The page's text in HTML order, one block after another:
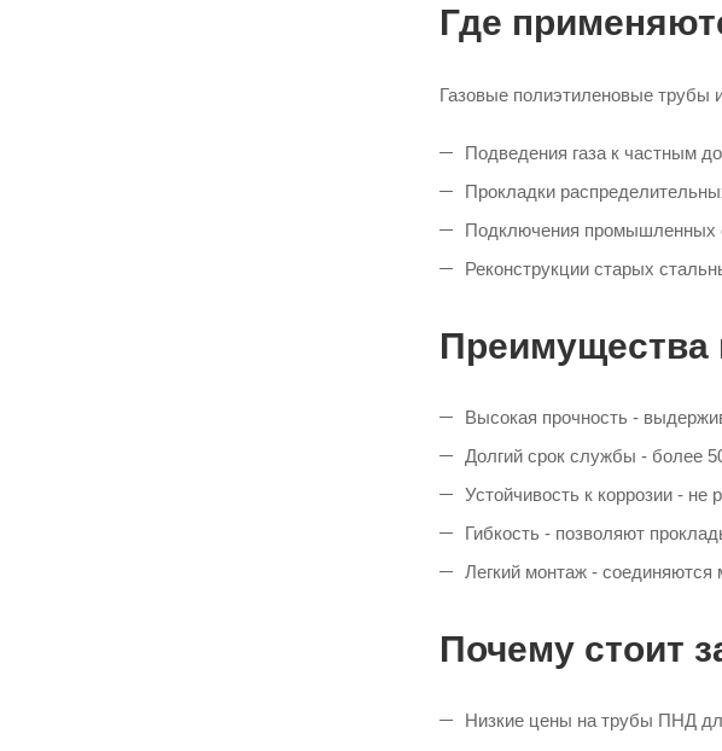
Где
Газовые полиэтиленовые трубы
Подведения газа к частным
Прокладки
Подключения промышленных
Реконструкции старых
Преимущества
Высокая прочность -
Долгий срок службы - более
Устойчивость к коррозии - не
Гибкость - позволяют
Легкий монтаж - соединяются
Почему стоит
Низкие цены на трубы ПНД